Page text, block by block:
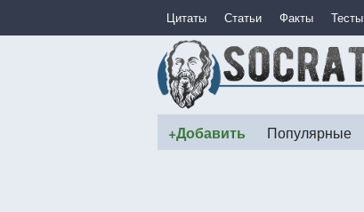
Цитаты Статьи Факты Тесты
+Добавить Популярные